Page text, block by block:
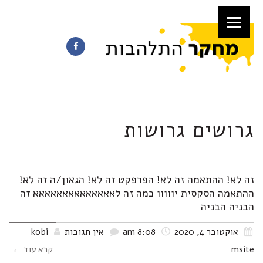
גרושים גרושות
זה לא! ההתאמה זה לא! הפרפקט זה לא! הגאון/ה זה לא!
ההתאמה הסקסית יווווו כמה זה לאאאאאאאאאאאאאא זה
הבניה הבניה
אוקטובר 4, 2020 אין תגובות
kobi
msite
קרא עוד ←